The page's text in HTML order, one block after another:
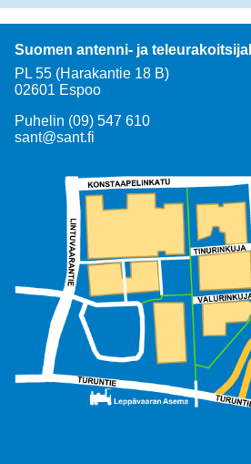
Suomen antenni- ja
PL 55 (Harakantie 18 B)
02601 Espoo
Puhelin (09) 547 610
sant@sant.fi